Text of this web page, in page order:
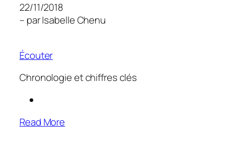
22/11/2018
– par Isabelle Chenu
Écouter
Chronologie et chiffres clés
Read More